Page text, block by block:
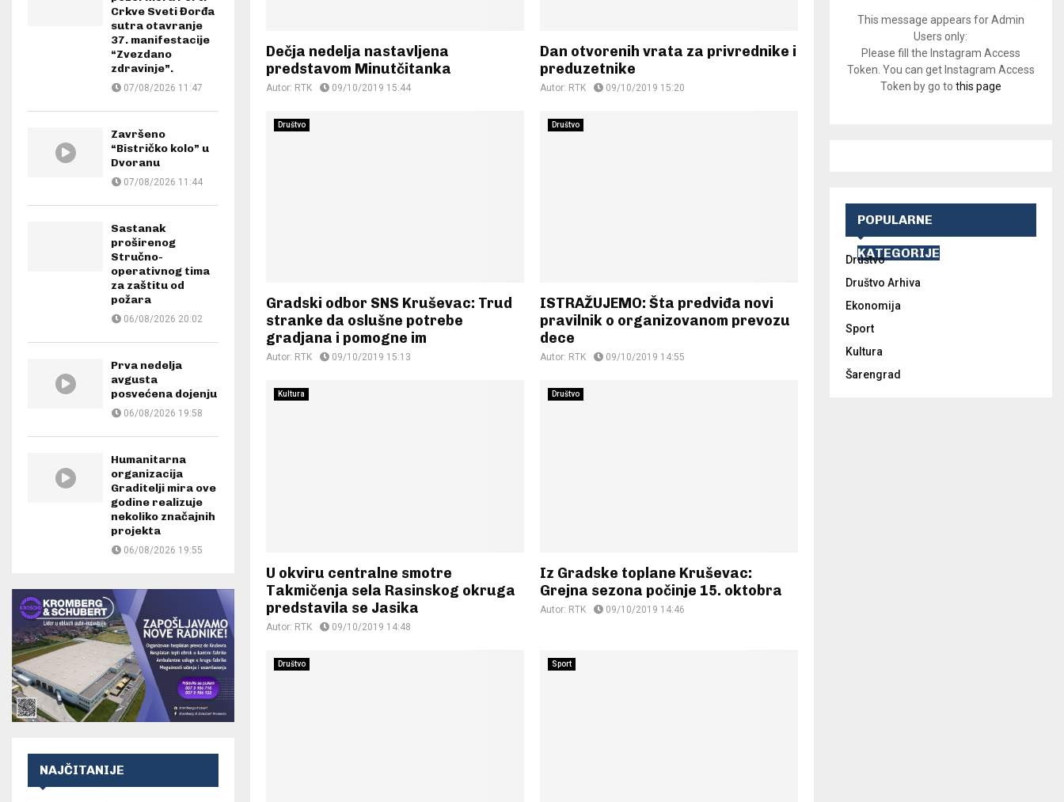
Dečja nedelja nastavljena
predstavom Minutčitanka
Autor: RTK 09/10/2019 15:44
Dan otvorenih vrata za privrednike i
preduzetnike
Autor: RTK 09/10/2019 15:20
Društvo
Gradski odbor SNS Kruševac: Trud
stranke da oslušne potrebe
gradjana i pomogne im
Autor: RTK 09/10/2019 15:13
Društvo
ISTRAŽUJEMO: Šta predviđa novi
pravilnik o organizovanom prevozu
dece
Autor: RTK 09/10/2019 14:55
Kultura
U okviru centralne smotre
Takmičenja sela Rasinskog okruga
predstavila se Jasika
Autor: RTK 09/10/2019 14:48
Društvo
Iz Gradske toplane Kruševac:
Grejna sezona počinje 15. oktobra
Autor: RTK 09/10/2019 14:46
Društvo Sport
Crkve Sveti Đorđa
sutra otavranje
37. manifestacije
“Zvezdano
zdravinje”.
07/08/2026 11:47
Završeno
“Bistričko kolo” u
Dvoranu
07/08/2026 11:44
Sastanak
proširenog
Stručno-
operativnog tima
za zaštitu od
požara
06/08/2026 20:02
Prva nedelja
avgusta
posvećena dojenju
06/08/2026 19:58
Humanitarna
organizacija
Graditelji mira ove
godine realizuje
nekoliko značajnih
projekta
06/08/2026 19:55
NAJČITANIJE
This message appears for Admin
Users only:
Please fill the Instagram Access
Token. You can get Instagram Access
Token by go to this page
POPULARNE
KATEGORIJE
Društvo
Društvo Arhiva
Ekonomija
Sport
Kultura
Šarengrad